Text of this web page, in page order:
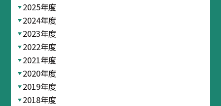
2025年度
2024年度
2023年度
2022年度
2021年度
2020年度
2019年度
2018年度